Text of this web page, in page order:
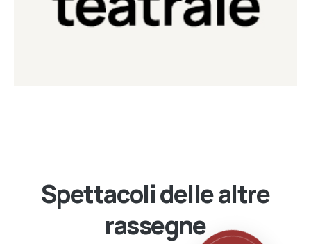
Laboratorio Teatrale
Spettacoli delle altre
rassegne